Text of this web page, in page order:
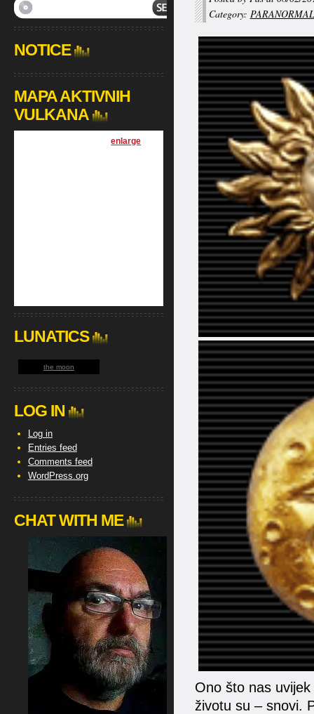
Category:
Ono što nas
životu su – snovi.
NOTICE
MAPA AKTIVNIH
VULKANA
[enlarge
LUNATICS
the moon
LOG IN
Log in
Entries feed
Comments feed
WordPress.org
CHAT WITH ME